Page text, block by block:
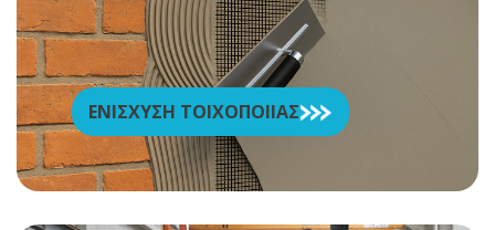
ΕΝΙΣΧΥΣΗ ΤΟΙΧΟΠΟΙΙΑΣ